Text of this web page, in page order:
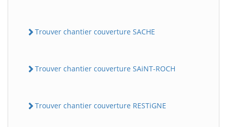
Trouver chantier couverture SACHE
Trouver chantier couverture SAiNT-ROCH
Trouver chantier couverture RESTiGNE